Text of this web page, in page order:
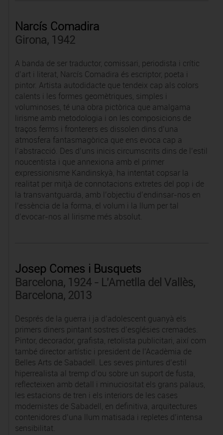
Narcís Comadira
Girona, 1942
A banda de ser traductor, comissari, periodista i crític
d’art i literat, Narcís Comadira és escriptor, poeta i
pintor. Artista autodidacte que tendeix cap als colors
calents i les formes geomètriques, simples i
voluminoses, té una obra pictòrica que amalgama
lirisme amb metodologia i on les composicions de
traços ferms i fronterers es dissolen dins d’una
atmosfera fantasmagòrica que ens evoca cap a
l’abstracció. Des d’uns inicis circumscrits dins de l’estil
noucentista i que annexiona amb el primer
expressionisme Kandinskyà, ha intentat copsar la
realitat per mitjà de connotacions extretes del pop i de
la transvantguarda, amb l’objectiu d’endinsar-nos en
l’essència de la forma, el volum i la llum per tal
d’evocar-nos al lirisme més absolut.
Josep Comes i Busquets
Barcelona, 1924 - L'Ametlla del Vallès,
Barcelona, 2013
Després de la guerra i ja d’adolescent guanyà els
primers diners pintant sostres d’esglésies cremades.
Pintor, decorador, grafista, retolista publicitari, així com
també director artístic i president de l’Acadèmia de
Belles Arts de Sabadell. Les seves pintures d’estil
hiperrealista al tremp d’ou sobre un suport de fusta,
reflecteixen amb detall i minuciositat els grans palaus,
les estacions de tren i els interiors de les cases
modernistes de Sabadell, en definitiva, arquitectures
contenidores d’una llum matisada i repletes d’intensa
sensibilitat.